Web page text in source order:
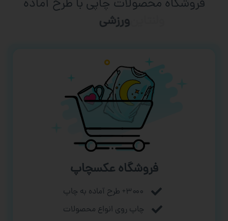
فروشگاه محصولات چاپی با طرح آماده
ورزشی
فروشگاه عکسچاپ
۳۰۰۰+ طرح آماده به چاپ
چاپ روی انواع محصولات